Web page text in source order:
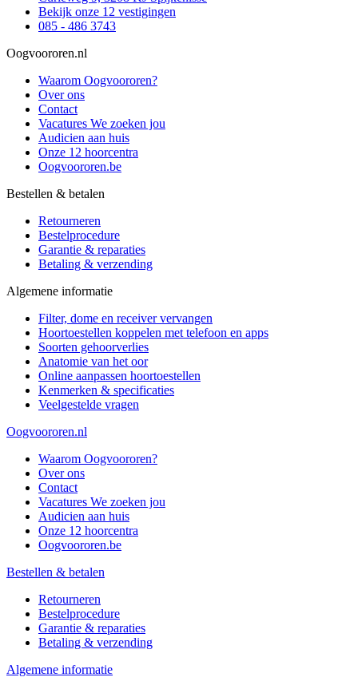
Bekijk onze 12 vestigingen
085 - 486 3743
Oogvoororen.nl
Waarom Oogvoororen?
Over ons
Contact
Vacatures We zoeken jou
Audicien aan huis
Onze 12 hoorcentra
Oogvoororen.be
Bestellen & betalen
Retourneren
Bestelprocedure
Garantie & reparaties
Betaling & verzending
Algemene informatie
Filter, dome en receiver vervangen
Hoortoestellen koppelen met telefoon en apps
Soorten gehoorverlies
Anatomie van het oor
Online aanpassen hoortoestellen
Kenmerken & specificaties
Veelgestelde vragen
Oogvoororen.nl
Waarom Oogvoororen?
Over ons
Contact
Vacatures We zoeken jou
Audicien aan huis
Onze 12 hoorcentra
Oogvoororen.be
Bestellen & betalen
Retourneren
Bestelprocedure
Garantie & reparaties
Betaling & verzending
Algemene informatie